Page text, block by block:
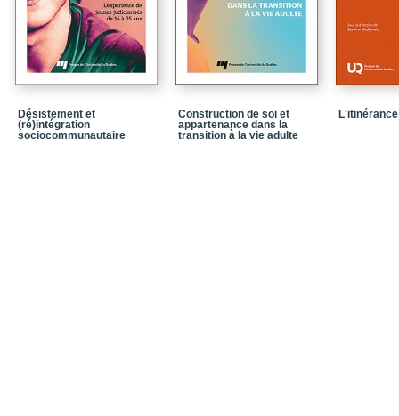
Références
Chapitre 3 /
Conclusion
Chapitre 4 / La
Désistement et
(ré)intégration
sociocommunautaire
Construction de soi et
appartenance dans la
transition à la vie adulte